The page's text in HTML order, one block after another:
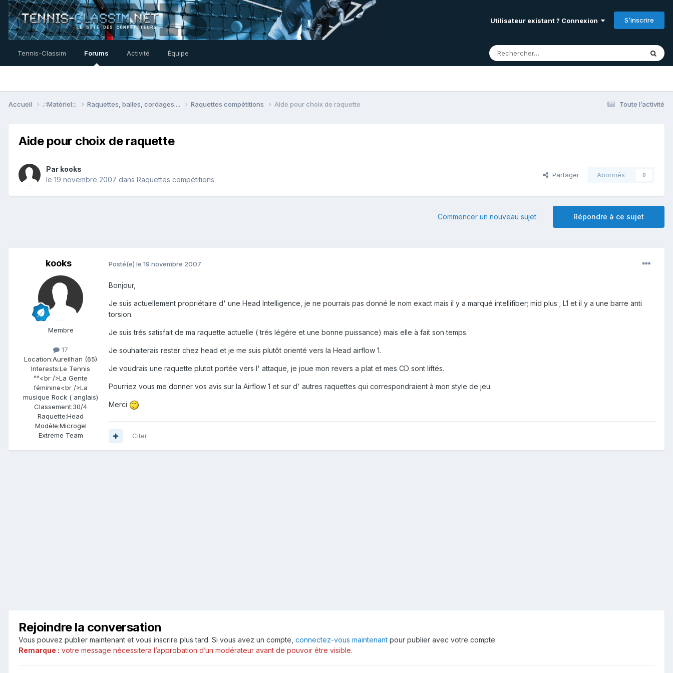
Utilisateur existant ? Connexion S’inscrire
Tennis-Classim Forums Activité Équipe
Toute l’activité
Accueil .::Matériel::. Raquettes, balles, cordages.... Raquettes compétitions Aide pour choix de raquette
Aide pour choix de raquette
Par kooks
le 19 novembre 2007 dans Raquettes compétitions
Partager Abonnés 0
Répondre à ce sujet
Commencer un nouveau sujet
kooks
Membre
17
Location:Aureilhan (65)
Interests:Le Tennis
^^<br />La Gente
féminine<br />La
musique Rock ( anglais)
Classement:30/4
Raquette:Head
Modèle:Microgel
Extreme Team
Posté(e) le 19 novembre 2007
Bonjour,
Je suis actuellement propriétaire d' une Head Intelligence, je ne pourrais pas donné le nom exact mais il y a marqué intellifiber; mid plus ; L1 et il y a une barre anti
torsion.
Je suis trés satisfait de ma raquette actuelle ( trés légére et une bonne puissance) mais elle à fait son temps.
Je souhaiterais rester chez head et je me suis plutôt orienté vers la Head airflow 1.
Je voudrais une raquette plutot portée vers l' attaque, je joue mon revers a plat et mes CD sont liftés.
Pourriez vous me donner vos avis sur la Airflow 1 et sur d' autres raquettes qui correspondraient à mon style de jeu.
Merci
Citer
Rejoindre la conversation
Vous pouvez publier maintenant et vous inscrire plus tard. Si vous avez un compte, connectez-vous maintenant pour publier avec votre compte.
Remarque : votre message nécessitera l’approbation d’un modérateur avant de pouvoir être visible.